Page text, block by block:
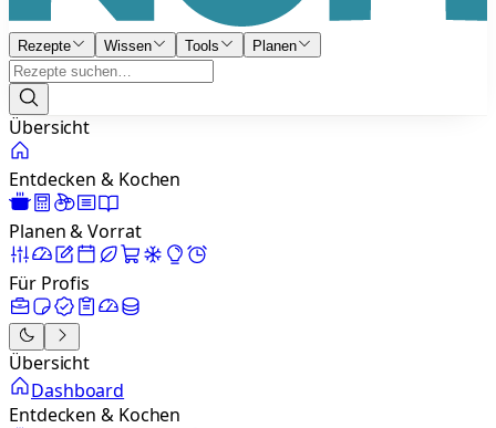
Rezepte Wissen Tools Planen
Übersicht
Entdecken & Kochen
Planen & Vorrat
Für Profis
Übersicht
Dashboard
Entdecken & Kochen